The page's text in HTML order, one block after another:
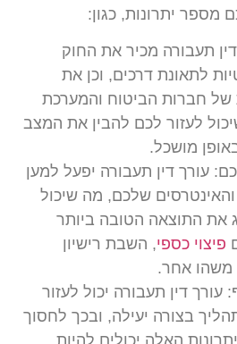
יתרונות, כגון:
תעבורה מכיר את החוק
לתאונת דרכים, וכן את
חברות הביטוח והמערכת
לעזור לכם להבין את המצב
מושכל.
עורך דין תעבורה יפעל למען
שלכם, מה שיכול
התוצאה הטובה ביותר
כספי, השבת רישיון
אחר.
דין תעבורה יכול לעזור
בצורה יעילה, ובכך לחסוך